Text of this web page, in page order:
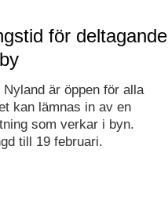
för deltagande
är öppen för alla
kan lämnas in av en
som verkar i byn.
till 19 februari.